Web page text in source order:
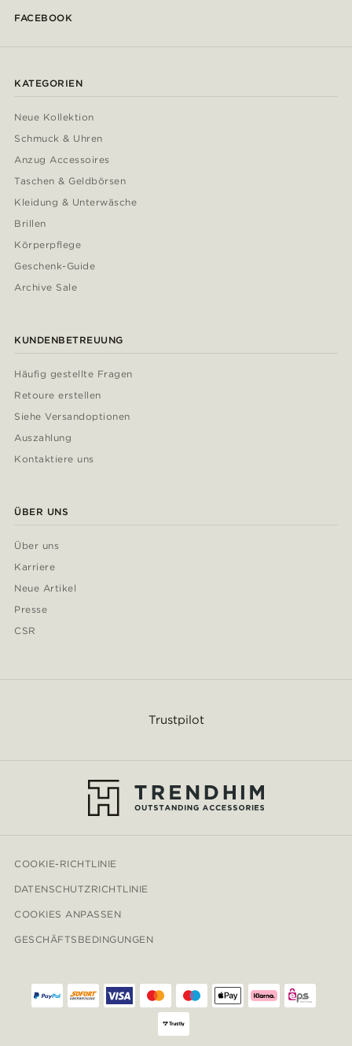
FACEBOOK
KATEGORIEN
Neue Kollektion
Schmuck & Uhren
Anzug Accessoires
Taschen & Geldbörsen
Kleidung & Unterwäsche
Brillen
Körperpflege
Geschenk-Guide
Archive Sale
KUNDENBETREUUNG
Häufig gestellte Fragen
Retoure erstellen
Siehe Versandoptionen
Auszahlung
Kontaktiere uns
ÜBER UNS
Über uns
Karriere
Neue Artikel
Presse
CSR
Trustpilot
COOKIE-RICHTLINIE
DATENSCHUTZRICHTLINIE
COOKIES ANPASSEN
GESCHÄFTSBEDINGUNGEN